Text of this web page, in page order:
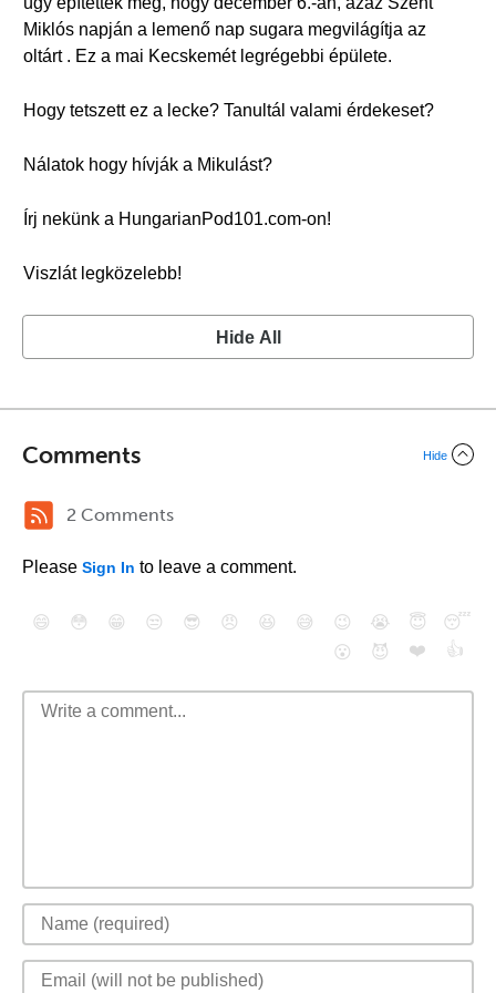
Miklós napján a lemenő nap sugara megvilágítja az
oltárt . Ez a mai Kecskemét legrégebbi épülete.
Hogy tetszett ez a lecke? Tanultál valami érdekeset?
Nálatok hogy hívják a Mikulást?
Írj nekünk a HungarianPod101.com-on!
Viszlát legközelebb!
Hide All
Comments Hide
2 Comments
Please Sign In to leave a comment.
😄 😳 😁 😒 😎 😠 😆 😅 😉 😭 😇
😴
😮
😈 ❤️ 👍